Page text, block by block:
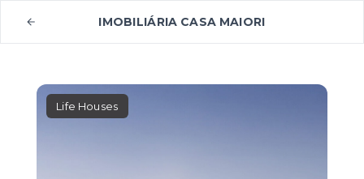
IMOBILIÁRIA CASA MAIORI
Life Houses